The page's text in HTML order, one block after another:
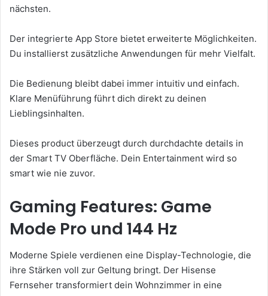
nächsten.
Der integrierte App Store bietet erweiterte Möglichkeiten.
Du installierst zusätzliche Anwendungen für mehr Vielfalt.
Die Bedienung bleibt dabei immer intuitiv und einfach.
Klare Menüführung führt dich direkt zu deinen
Lieblingsinhalten.
Dieses product überzeugt durch durchdachte details in
der Smart TV Oberfläche. Dein Entertainment wird so
smart wie nie zuvor.
Gaming Features: Game
Mode Pro und 144 Hz
Moderne Spiele verdienen eine Display-Technologie, die
ihre Stärken voll zur Geltung bringt. Der Hisense
Fernseher transformiert dein Wohnzimmer in eine